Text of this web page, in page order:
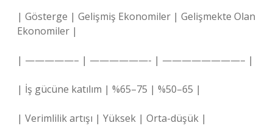
| Gösterge | Gelişmiş Ekonomiler | Gelişmekte Olan
Ekonomiler |
| —————– | ——————- | ————————– |
| İş gücüne katılım | %65–75 | %50–65 |
| Verimlilik artışı | Yüksek | Orta-düşük |